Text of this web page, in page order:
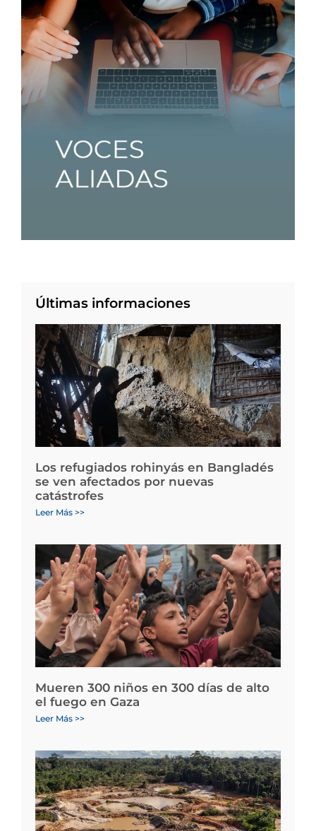
Últimas informaciones
Los refugiados rohinyás en Bangladés
se ven afectados por nuevas
catástrofes
Leer Más >>
Mueren 300 niños en 300 días de alto
el fuego en Gaza
Leer Más >>